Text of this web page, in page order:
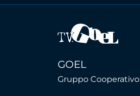
GOEL
Gruppo Cooperativo